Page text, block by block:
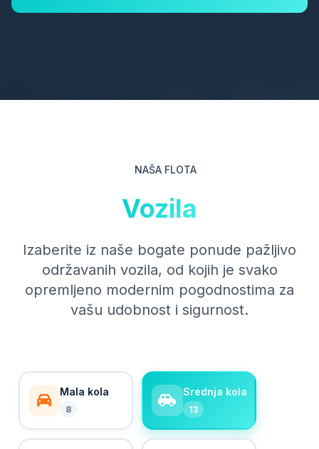
NAŠA FLOTA
Vozila
Izaberite iz naše bogate ponude pažljivo
održavanih vozila, od kojih je svako
opremljeno modernim pogodnostima za
vašu udobnost i sigurnost.
Mala kola
8
Srednja kola
13